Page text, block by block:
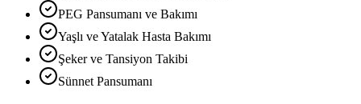
PEG Pansumanı ve Bakımı
Yaşlı ve Yatalak Hasta Bakımı
Şeker ve Tansiyon Takibi
Sünnet Pansumanı